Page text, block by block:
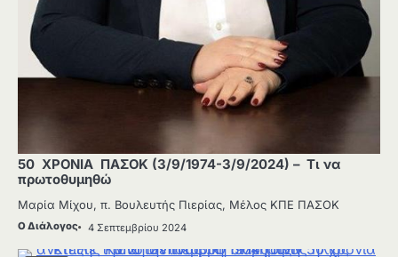
50 ΧΡΟΝΙΑ ΠΑΣΟΚ (3/9/1974-3/9/2024) – Τι να
πρωτοθυμηθώ
Μαρία Μίχου, π. Βουλευτής Πιερίας, Μέλος ΚΠΕ ΠΑΣΟΚ
Ο Διάλογος 4 Σεπτεμβρίου 2024